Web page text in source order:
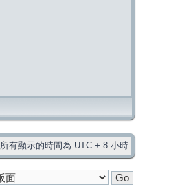
所有顯示的時間為 UTC + 8 小時